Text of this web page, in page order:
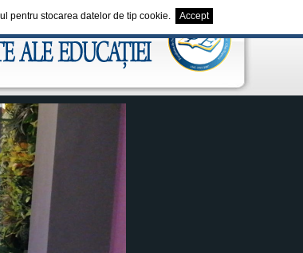
pentru stocarea datelor de tip cookie. Accept